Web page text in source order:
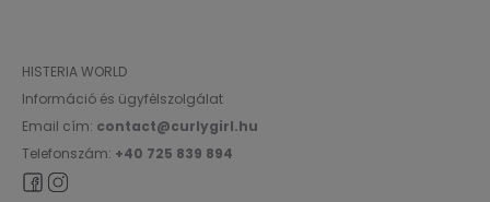
HISTERIA WORLD
Információ és ügyfélszolgálat
Email cím: contact@curlygirl.hu
Telefonszám: +40 725 839 894